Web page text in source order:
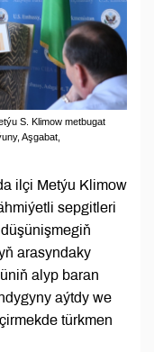
S. Klimow metbugat
Aşgabat,
ilçi Metýu Klimow
sepgitleri
arasyndaky
alyp baran
aýtdy we
türkmen